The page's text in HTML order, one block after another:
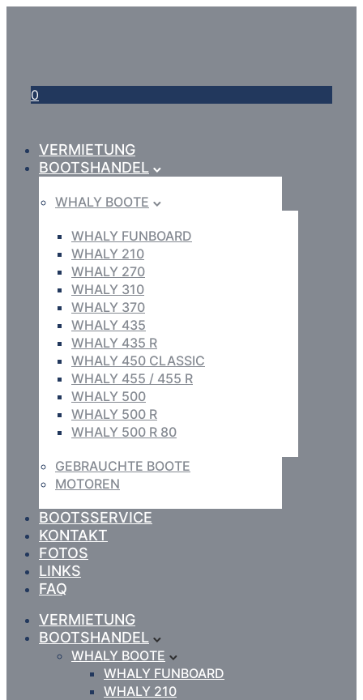
0
VERMIETUNG
BOOTSHANDEL
WHALY BOOTE
WHALY FUNBOARD
WHALY 210
WHALY 270
WHALY 310
WHALY 370
WHALY 435
WHALY 435 R
WHALY 450 CLASSIC
WHALY 455 / 455 R
WHALY 500
WHALY 500 R
WHALY 500 R 80
GEBRAUCHTE BOOTE
MOTOREN
BOOTSSERVICE
KONTAKT
FOTOS
LINKS
FAQ
VERMIETUNG
BOOTSHANDEL
WHALY BOOTE
WHALY FUNBOARD
WHALY 210